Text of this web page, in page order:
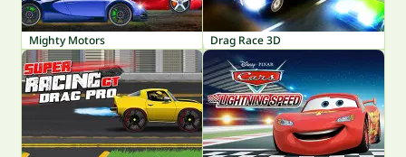
Mighty Motors Drag Race 3D